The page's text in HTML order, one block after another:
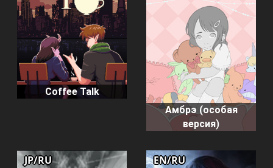
Coffee Talk
Амбрэ (особая
версия)
JP/RU EN/RU